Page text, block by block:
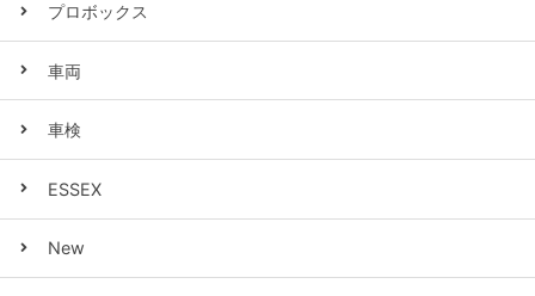
プロボックス
車両
車検
ESSEX
New